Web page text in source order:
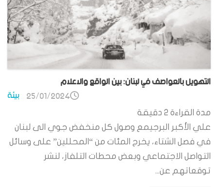
التهويل بالعواصف في لبنان: بين الواقع والاعلام
بيئة 25/01/2024
مدة القراءة 2 دقيقة
علي الأكبر البرجيمع وصول كل منخفض جوي الى لبنان
في فصل الشتاء، يخرج المئات من “المحللين” على وسائل
التواصل الاجتماعي وبعض محطات التلفاز، لنشر
توقعاتهم عن...